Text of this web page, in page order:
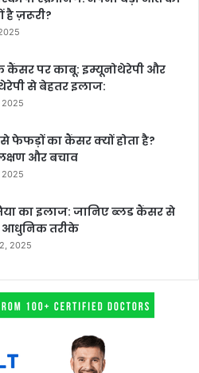
है ज़रूरी?
कैंसर पर काबू: इम्यूनोथेरेपी और
से बेहतर इलाज:
2025
से फेफड़ों का कैंसर क्यों होता है?
और बचाव
2025
का इलाज: जानिए ब्लड कैंसर से
तरीके
2025